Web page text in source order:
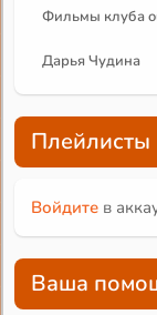
Фильмы клуба
Дарья Чудина
Плейлисты
Войдите в
Ваша